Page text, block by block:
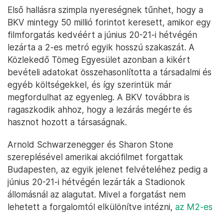
Első hallásra szimpla nyereségnek tűnhet, hogy a
BKV mintegy 50 millió forintot keresett, amikor egy
filmforgatás kedvéért a június 20-21-i hétvégén
lezárta a 2-es metró egyik hosszú szakaszát. A
Közlekedő Tömeg Egyesület azonban a kikért
bevételi adatokat összehasonlította a társadalmi és
egyéb költségekkel, és így szerintük már
megfordulhat az egyenleg. A BKV továbbra is
ragaszkodik ahhoz, hogy a lezárás megérte és
hasznot hozott a társaságnak.
Arnold Schwarzenegger és Sharon Stone
szereplésével amerikai akciófilmet forgattak
Budapesten, az egyik jelenet felvételéhez pedig a
június 20-21-i hétvégén lezárták a Stadionok
állomásnál az alagutat. Mivel a forgatást nem
lehetett a forgalomtól elkülönítve intézni, az M2-es